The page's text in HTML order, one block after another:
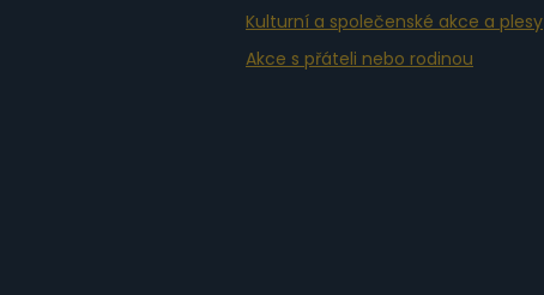
Kulturní a společenské akce a plesy
Akce s přáteli nebo rodinou